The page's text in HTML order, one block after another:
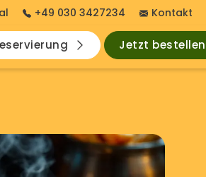
+49 030 3427234 Kontakt
Jetzt bestellen